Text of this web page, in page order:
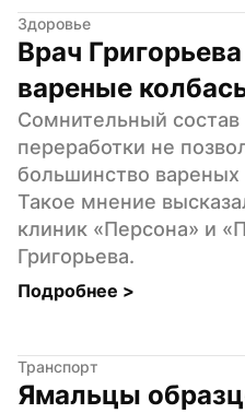
Здоровье
Врач
вареные
Сомнительный состав
переработки не
большинство
Такое мнение
клиник «Персона» и
Григорьева.
Подробнее >
Транспорт
Ямальцы